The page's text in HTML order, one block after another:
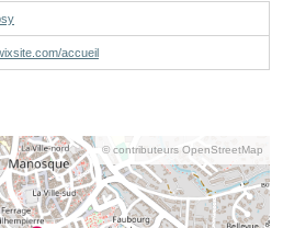
accueil
© contributeurs OpenStreetMap